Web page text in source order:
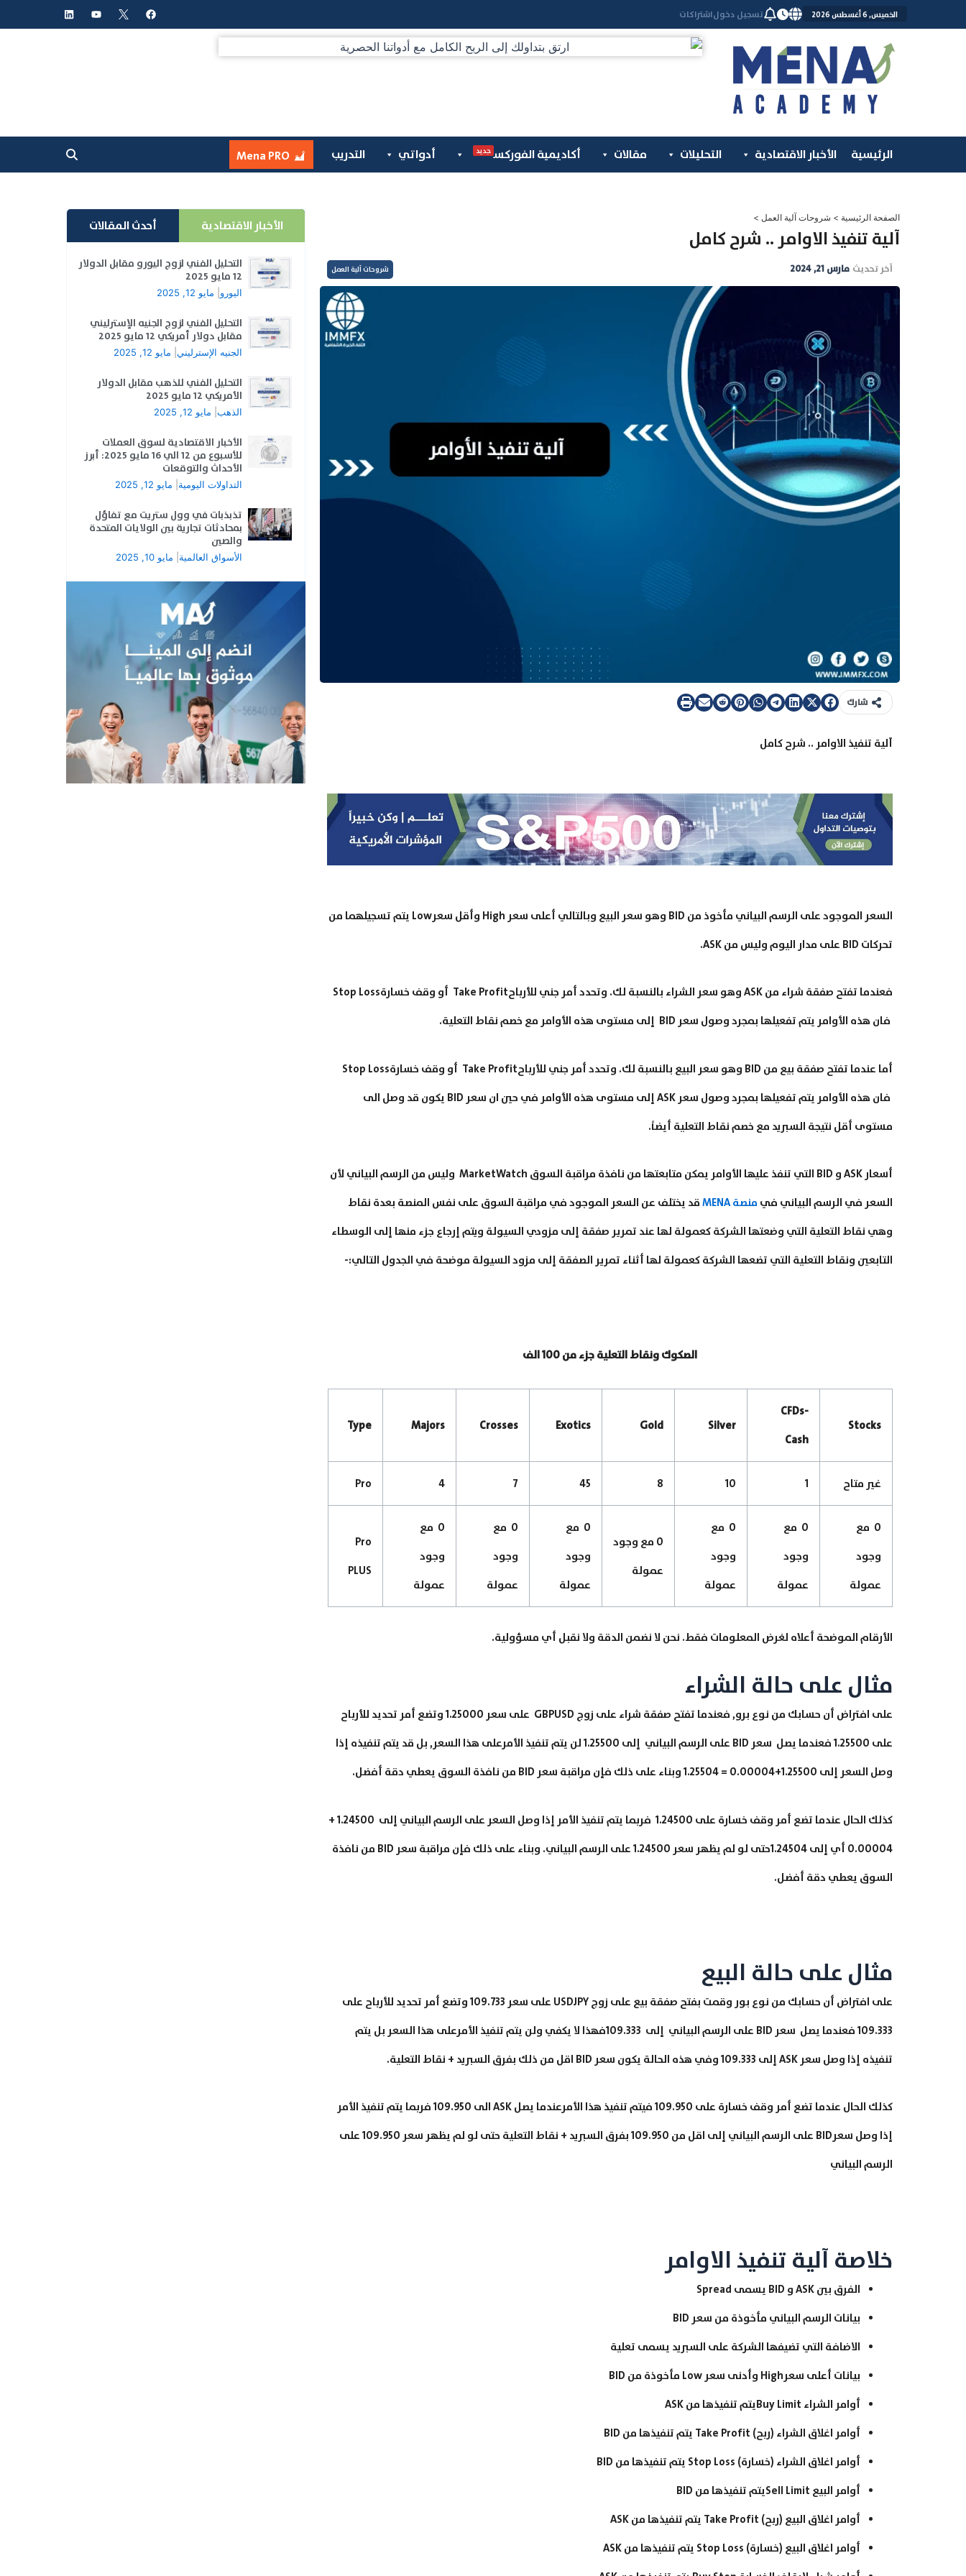
إلى
الخميس, 6 أغسطس 2026 تسجيل دخولاشتراكات
F
a
c
Y
o
u
L
i
n
الرئيسية الأخبار الاقتصادية التحليلات مقالات أكاديمية الفوركس جديد أدواتي التدريب Mena PRO
الصفحة الرئيسية > شروحات آلية العمل >
آلية تنفيذ الاوامر .. شرح كامل
آخر تحديث مارس 21, 2024 شروحات آلية العمل
شارك
آلية تنفيذ الاوامر .. شرح كامل
السعر الموجود على الرسم البياني مأخوذ من BID وهو سعر البيع وبالتالي أعلى سعر High وأقل سعرLow يتم تسجيلهما من
تحركات BID على مدار اليوم وليس من ASK.
فعندما تفتح صفقة شراء من ASK وهو سعر الشراء بالنسبة لك. وتحدد أمر جني للأرباحTake Profit أو وقف خسارةStop Loss
فان هذه الأوامر يتم تفعيلها بمجرد وصول سعر BID إلى مستوى هذه الأوامر مع خصم نقاط التعلية.
أما عندما تفتح صفقة بيع من BID وهو سعر البيع بالنسبة لك. وتحدد أمر جني للأرباحTake Profit أو وقف خسارةStop Loss
فان هذه الأوامر يتم تفعيلها بمجرد وصول سعر ASK إلى مستوى هذه الأوامر في حين ان سعر BID يكون قد وصل الى
مستوى أقل نتيجة السبريد مع خصم نقاط التعلية أيضاً.
أسعار ASK و BID التي تنفذ عليها الأوامر يمكن متابعتها من نافذة مراقبة السوق MarketWatch وليس من الرسم البياني لأن
السعر في الرسم البياني في منصة MENA
قد يختلف عن السعر الموجود في مراقبة السوق على نفس المنصة بعدة نقاط
وهي نقاط التعلية التي وضعتها الشركة كعمولة لها عند تمرير صفقة إلى مزودي السيولة ويتم إرجاع جزء منها إلى الوسطاء
التابعين ونقاط التعلية التي تضعها الشركة كعمولة لها أثناء تمرير الصفقة إلى مزود السيولة موضحة في الجدول التالي:-
الصكوك ونقاط التعلية جزء من 100 الف
Stocks
CFDs-
Cash
Silver
Gold
Exotics
Crosses
Majors
Type
غير متاح 1
10
8
45
7
4
Pro
0 مع
وجود
عمولة
0 مع
وجود
عمولة
0 مع
وجود
عمولة
0 مع وجود
عمولة
0 مع
وجود
عمولة
0 مع
وجود
عمولة
0 مع
وجود
عمولة
Pro
PLUS
الأرقام الموضحة أعلاه لغرض المعلومات فقط. نحن لا نضمن الدقة ولا نقبل أي مسؤولية.
مثال على حالة الشراء
على افتراض أن حسابك من نوع برو, فعندما تفتح صفقة شراء على زوج GBPUSD على سعر 1.25000 وتضع أمر تحديد للأرباح
على 1.25500 فعندما يصل سعر BID على الرسم البياني إلى 1.25500 لن يتم تنفيذ الأمرعلى هذا السعر, بل قد يتم تنفيذه إذا
وصل السعر إلى 1.25500+0.00004 = 1.25504 وبناء على ذلك فإن مراقبة سعر BID من نافذة السوق يعطي دقة أفضل.
كذلك الحال عندما تضع أمر وقف خسارة على 1.24500 فربما يتم تنفيذ الأمر إذا وصل السعر على الرسم البياني إلى 1.24500 +
0.00004 أي إلى 1.24504حتى لو لم يظهر سعر 1.24500 على الرسم البياني. وبناء على ذلك فإن مراقبة سعر BID من نافذة
السوق يعطي دقة أفضل.
مثال على حالة البيع
على افتراض أن حسابك من نوع بور وقمت بفتح صفقة بيع على زوج USDJPY على سعر 109.733 وتضع أمر تحديد للأرباح على
109.333 فعندما يصل سعر BID على الرسم البياني إلى 109.333فهذا لا يكفي ولن يتم تنفيذ الأمرعلى هذا السعر بل يتم
تنفيذه إذا وصل سعر ASK إلى 109.333 وفي هذه الحالة يكون سعر BID اقل من ذلك بفرق السبريد + نقاط التعلية.
كذلك الحال عندما تضع أمر وقف خسارة على 109.950 فيتم تنفيذ هذا الأمرعندما يصل ASK الى 109.950 فربما يتم تنفيذ الأمر
إذا وصل سعرBID على الرسم البياني إلى اقل من 109.950 بفرق السبريد + نقاط التعلية حتى لو لم يظهر سعر 109.950 على
الرسم البياني
خلاصة آلية تنفيذ الاوامر
الفرق بين ASK و BID يسمى Spread
بيانات الرسم البياني مأخوذة من سعر BID
الاضافة التي تضيفها الشركة على السبريد يسمى تعلية
بيانات أعلى سعرHigh وأدنى سعر Low مأخوذة من BID
أوامر الشراء Buy Limitيتم تنفيذها من ASK
أوامر اغلاق الشراء (ربح) Take Profit يتم تنفيذها من BID
أوامر اغلاق الشراء (خسارة) Stop Loss يتم تنفيذها من BID
أوامر البيع Sell Limitيتم تنفيذها من BID
أوامر اغلاق البيع (ربح) Take Profit يتم تنفيذها من ASK
أوامر اغلاق البيع (خسارة) Stop Loss يتم تنفيذها من ASK
الأخبار الاقتصادية أحدث المقالات
التحليل الفني لزوج اليورو مقابل الدولار
12 مايو 2025
اليورو مايو 12, 2025
التحليل الفني لزوج الجنيه الإسترليني
مقابل دولار أمريكي 12 مايو 2025
الجنيه الإسترليني مايو 12, 2025
التحليل الفني للذهب مقابل الدولار
الأمريكي 12 مايو 2025
الذهب مايو 12, 2025
الأخبار الاقتصادية لسوق العملات
للأسبوع من 12 الي 16 مايو 2025: أبرز
الأحداث والتوقعات
التداولات اليومية مايو 12, 2025
تذبذبات في وول ستريت مع تفاؤل
بمحادثات تجارية بين الولايات المتحدة
والصين
الأسواق العالمية مايو 10, 2025